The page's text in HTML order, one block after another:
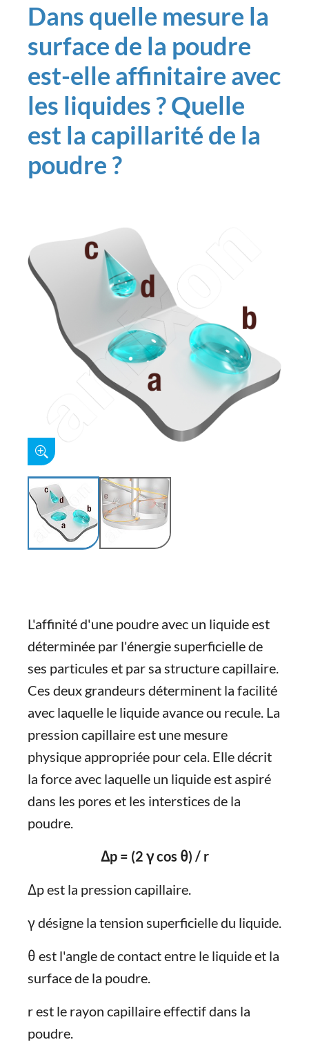
Dans quelle mesure la
surface de la poudre
est-elle affinitaire avec
les liquides ? Quelle
est la capillarité de la
poudre ?
L'affinité d'une poudre avec un liquide est
déterminée par l'énergie superficielle de
ses particules et par sa structure capillaire.
Ces deux grandeurs déterminent la facilité
avec laquelle le liquide avance ou recule. La
pression capillaire est une mesure
physique appropriée pour cela. Elle décrit
la force avec laquelle un liquide est aspiré
dans les pores et les interstices de la
poudre.
Δp = (2 γ cos θ) / r
Δp est la pression capillaire.
γ désigne la tension superficielle du liquide.
θ est l'angle de contact entre le liquide et la
surface de la poudre.
r est le rayon capillaire effectif dans la
poudre.